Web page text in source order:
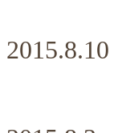
2015.8.10
8月